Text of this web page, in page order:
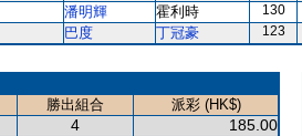
潘明輝 霍利時 130
巴度 丁冠豪 123
勝出組合
派彩 (HK$)
4 185.00